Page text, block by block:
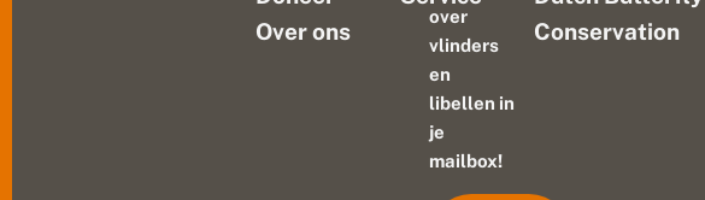
Over ons
Conservation
over
vlinders
en
libellen in
je
mailbox!